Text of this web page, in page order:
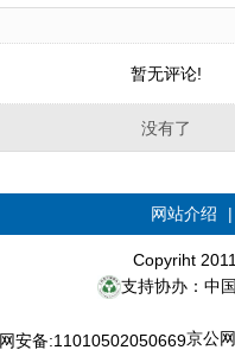
暂无评论!
没有了
网站介绍
Copyriht
支持协办：中
京公